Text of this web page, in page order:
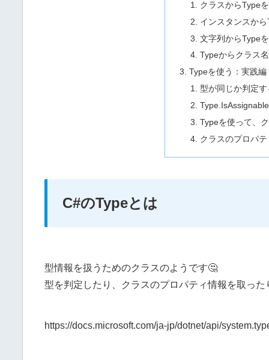
クラスからType
インスタンスか
文字列からType
Typeからクラス
Typeを使う：実践編
型が同じか判定す
Typeを使って、
クラスのプロパ
C#のTypeとは
型情報を扱うためのクラスのようです🤔
型を判定したり、クラスのプロパティ情報を取っ
https://docs.microsoft.com/ja-jp/dotnet/api/